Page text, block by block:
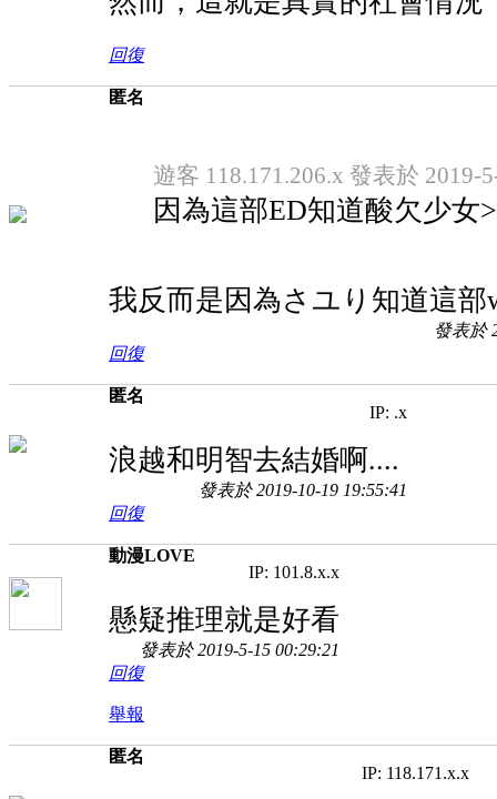
回復
匿名
遊客 118.171.206.x 發表於 2019-
因為這部ED知道酸欠少女>
我反而是因為さユり知道這部
發表於
回復
匿名
IP: .x
浪越和明智去結婚啊....
發表於 2019-10-19 19:55:41
回復
動漫LOVE
IP: 101.8.x.x
懸疑推理就是好看
發表於 2019-5-15 00:29:21
回復
舉報
匿名
IP: 118.171.x.x